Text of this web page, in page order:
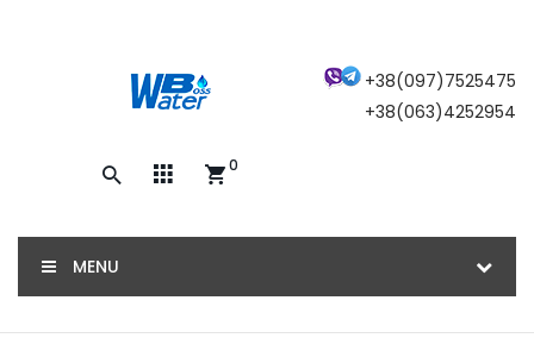
+38(097)7525475
+38(063)4252954
0
MENU
Закажите обратный звонок, и наш